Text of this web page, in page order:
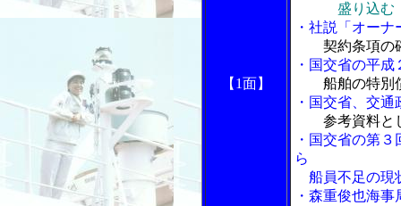
【1面】
盛り込む
・社説「オー
契約条項の
・国交省の平
船舶の特別
・国交省、交
参考資料と
・国交省の第
ら
船員不足の現
・森重俊也海